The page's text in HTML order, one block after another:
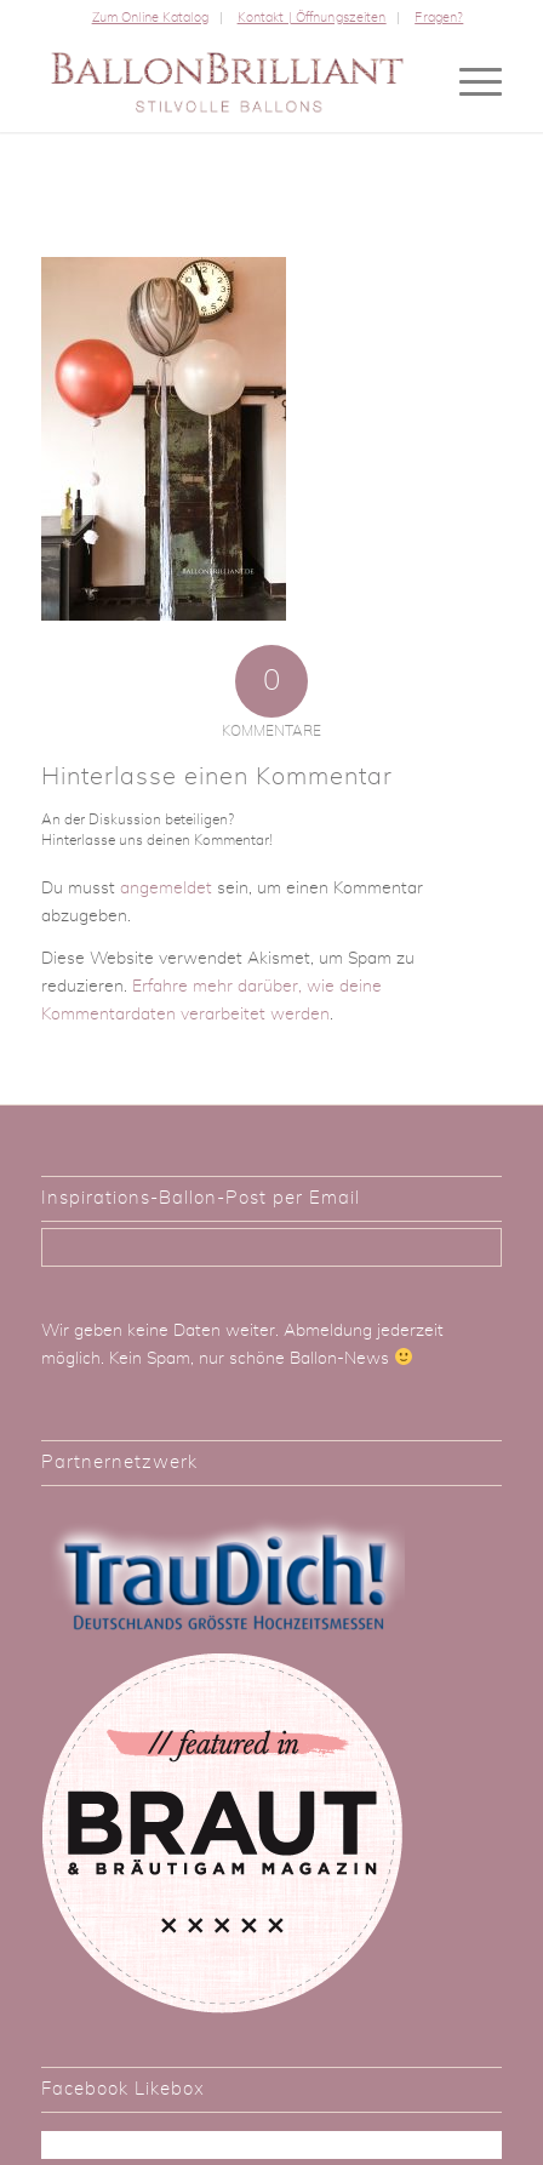
Zum Online Katalog Kontakt | Öffnungszeiten Fragen?
0
KOMMENTARE
Hinterlasse einen Kommentar
An der Diskussion beteiligen?
Hinterlasse uns deinen Kommentar!
Du musst angemeldetsein, um einen Kommentar
abzugeben.
Diese Website verwendet Akismet, um Spam zu
reduzieren.
Erfahre mehr darüber, wie deine
Kommentardaten verarbeitet werden
Inspirations-Ballon-Post per Email
Wir geben keine Daten weiter. Abmeldung jederzeit
möglich. Kein Spam, nur schöne Ballon-News
Partnernetzwerk
Facebook Likebox